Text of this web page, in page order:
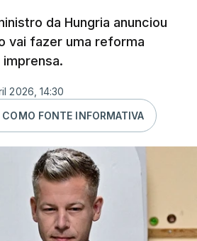
da Hungria anunciou
vai fazer uma reforma
2026, 14:30
FONTE INFORMATIVA